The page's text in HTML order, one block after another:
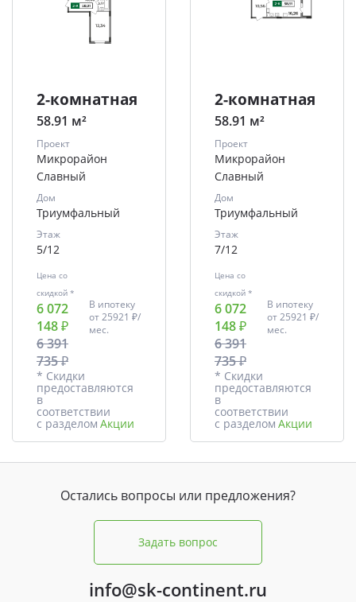
2-комнатная
58.91 м²
Проект
Микрорайон
Славный
Дом
Триумфальный
Этаж
5/12
Цена со
скидкой *
6 072
148 ₽
6 391
735 ₽
В ипотеку
от25921 ₽/
мес.
* Скидки
предоставляются
в
соответствии
с разделом Акции
2-комнатная
58.91 м²
Проект
Микрорайон
Славный
Дом
Триумфальный
Этаж
7/12
Цена со
скидкой *
6 072
148 ₽
6 391
735 ₽
В ипотеку
от25921 ₽/
мес.
* Скидки
предоставляются
в
соответствии
с разделом Акции
Остались вопросы или предложения?
Задать вопрос
info@sk-continent.ru